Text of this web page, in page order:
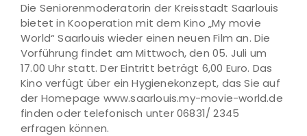
Die Seniorenmoderatorin der Kreisstadt Saarlouis
bietet in Kooperation mit dem Kino „My movie
World“ Saarlouis wieder einen neuen Film an. Die
Vorführung findet am Mittwoch, den 05. Juli um
17.00 Uhr statt. Der Eintritt beträgt 6,00 Euro. Das
Kino verfügt über ein Hygienekonzept, das Sie auf
der Homepage www.saarlouis.my-movie-world.de
finden oder telefonisch unter 06831/ 2345
erfragen können.